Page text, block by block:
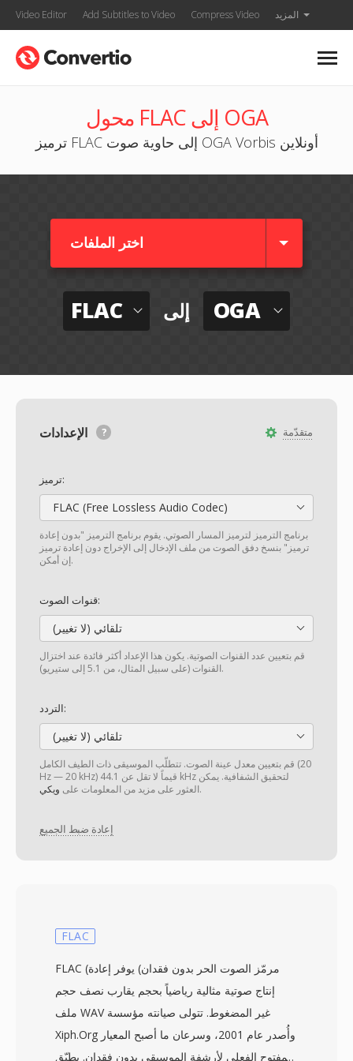
Video Editor Add Subtitles to Video Compress Video المزيد
محول FLAC إلى OGA
ترميز FLAC إلى حاوية صوت OGA Vorbis أونلاين
اختر الملفات
FLAC إلى OGA
متقدّمة
ترميز:
FLAC (Free Lossless Audio Codec)
برنامج الترميز لترميز المسار الصوتي. يقوم برنامج الترميز "بدون إعادة
ترميز" بنسخ دفق الصوت من ملف الإدخال إلى الإخراج دون إعادة ترميز
إن أمكن.
قنوات الصوت:
تلقائي (لا تغيير)
قم بتعيين عدد القنوات الصوتية. يكون هذا الإعداد أكثر فائدة عند اختزال
القنوات (على سبيل المثال، من 5.1 إلى ستيريو).
التردد:
تلقائي (لا تغيير)
قم بتعيين معدل عينة الصوت. تتطلّب الموسيقى ذات الطيف الكامل (20
Hz — 20 kHz) قيماً لا تقل عن 44.1 kHz لتحقيق الشفافية. يمكن
العثور على مزيد من المعلومات على ويكي .
إعادة ضبط الجميع
FLAC
FLAC (مرمّز الصوت الحر بدون فقدان) يوفر إعادة
إنتاج صوتية مثالية رياضياً بحجم يقارب نصف حجم
ملف WAV غير المضغوط. تتولى صيانته مؤسسة
Xiph.Org وأُصدر عام 2001، وسرعان ما أصبح المعيار
المفتوح الفعلي لأرشفة الموسيقى بدون فقدان. يطبّق